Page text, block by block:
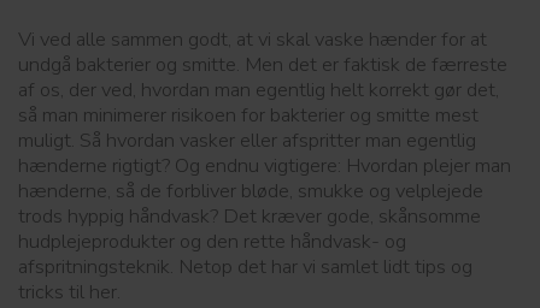
Vi ved alle sammen godt, at vi skal vaske hænder for at
undgå bakterier og smitte. Men det er faktisk de færreste
af os, der ved, hvordan man egentlig helt korrekt gør det,
så man minimerer risikoen for bakterier og smitte mest
muligt. Så hvordan vasker eller afspritter man egentlig
hænderne rigtigt? Og endnu vigtigere: Hvordan plejer man
hænderne, så de forbliver bløde, smukke og velplejede
trods hyppig håndvask? Det kræver gode, skånsomme
hudplejeprodukter og den rette håndvask- og
afspritningsteknik. Netop det har vi samlet lidt tips og
tricks til her.